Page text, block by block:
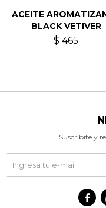
ACEITE
BLACK VETIVER
$ 465
¡Suscribite y
